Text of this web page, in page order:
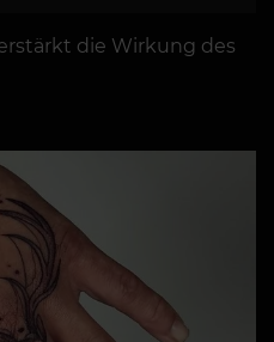
die Wirkung des